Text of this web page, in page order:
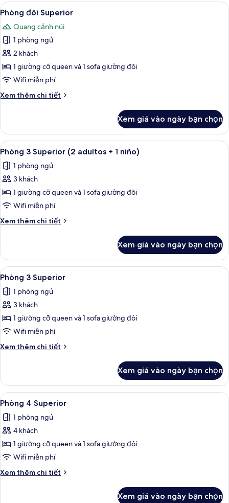
Xem
tất
cả
ảnh
Phòng
đôi
Superior
Két bảo mật tại phòng, bàn, nôi
4
Phòng đôi Superior
Quang cảnh núi
1 phòng ngủ
2 khách
1 giường cỡ queen và 1 sofa giường đôi
Wifi miễn phí
Xem thêm chi tiết
Chi
Phòng
đôi
Superior
Xem giá vào ngày bạn chọn
Xem
tất
cả
ảnh
Phòng
3
Superior
(2
+
niño)
Két bảo mật tại phòng, bàn, nôi
5
Phòng 3 Superior (2 adultos + 1 niño)
1 phòng ngủ
3 khách
1 giường cỡ queen và 1 sofa giường đôi
Wifi miễn phí
Xem thêm chi tiết
Chi
Phòng
Superior
adultos
+
niño)
Xem giá vào ngày bạn chọn
Xem
tất
cả
ảnh
Phòng
3
Superior
Két bảo mật tại phòng, bàn, nôi
5
Phòng 3 Superior
1 phòng ngủ
3 khách
1 giường cỡ queen và 1 sofa giường đôi
Wifi miễn phí
Xem thêm chi tiết
Chi
Phòng
Superior
Xem giá vào ngày bạn chọn
Xem
tất
cả
ảnh
Phòng
4
Superior
Két bảo mật tại phòng, bàn, nôi
5
Phòng 4 Superior
1 phòng ngủ
4 khách
1 giường cỡ queen và 1 sofa giường đôi
Wifi miễn phí
Xem thêm chi tiết
Chi
Xem giá vào ngày bạn chọn